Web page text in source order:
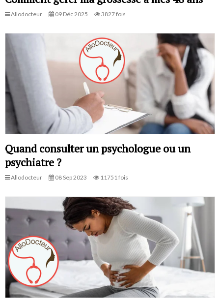
Allodocteur 09 Déc 2025 3827 fois
Quand consulter un psychologue ou un
psychiatre ?
Allodocteur 08 Sep 2023 11751 fois